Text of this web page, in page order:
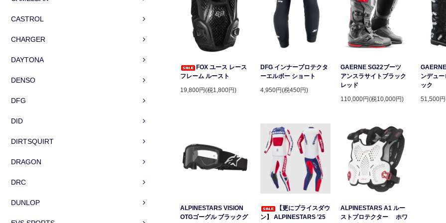
CASTROL
CHARGER
DAYTONA
DENSO
DFG
DID
DIRTSQUIRT
DRAGON
DRC
DUNLOP
FOX ユース レース
フレーム ルースト
19,800円(税1,800円)
DFG インナープロテクタ
ーエルボー ショート
4,950円(税450円)
GAERNE SG22ブーツ
アンスラサイトブラック
レッド
110,000円(税10,000円)
ンデュ
ック
51,500
ALPINESTARS VISION
OTGゴーグル ブラックグ
【更にプライスダウ
ン】 ALPINESTARS ’25
ALPINESTARS A1 ルー
ストプロテクター ホワ